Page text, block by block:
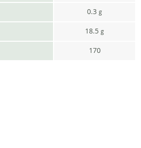
0.3 g
18.5 g
170